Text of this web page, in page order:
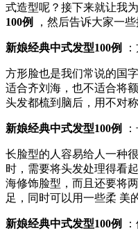
式造型呢？接下来就让我
100例
，然后告诉大家一些
新娘经典中式发型100例
方形脸也是我们常说的国
适合齐刘海，也不适合将
头发都梳到脑后，用不对
新娘经典中式发型100例
长脸型的人容易给人一种
时，需要将头发处理得看
海修饰脸型，而且还要将
足，同时可以用一些柔 美
新娘经典中式发型100例